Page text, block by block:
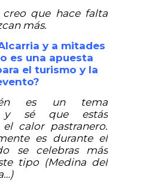
creo que hace falta
más.
y a mitades
es una apuesta
el turismo y la
es un tema
y sé que estás
calor pastranero.
es durante el
se celebras más
tipo (Medina del